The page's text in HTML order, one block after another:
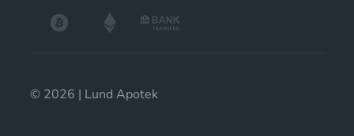
© 2026 | Lund Apotek